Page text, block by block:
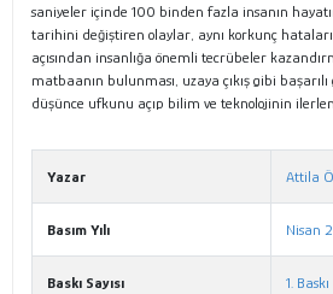
saniyeler içinde 100 binden fazla insanın
tarihini değiştiren olaylar, aynı korkunç
açısından insanlığa önemli tecrübeler
matbaanın bulunması, uzaya çıkış gibi
düşünce ufkunu açıp bilim ve teknolojinin
Yazar Attila
Basım Yılı Nisan
Baskı Sayısı 1. Baskı